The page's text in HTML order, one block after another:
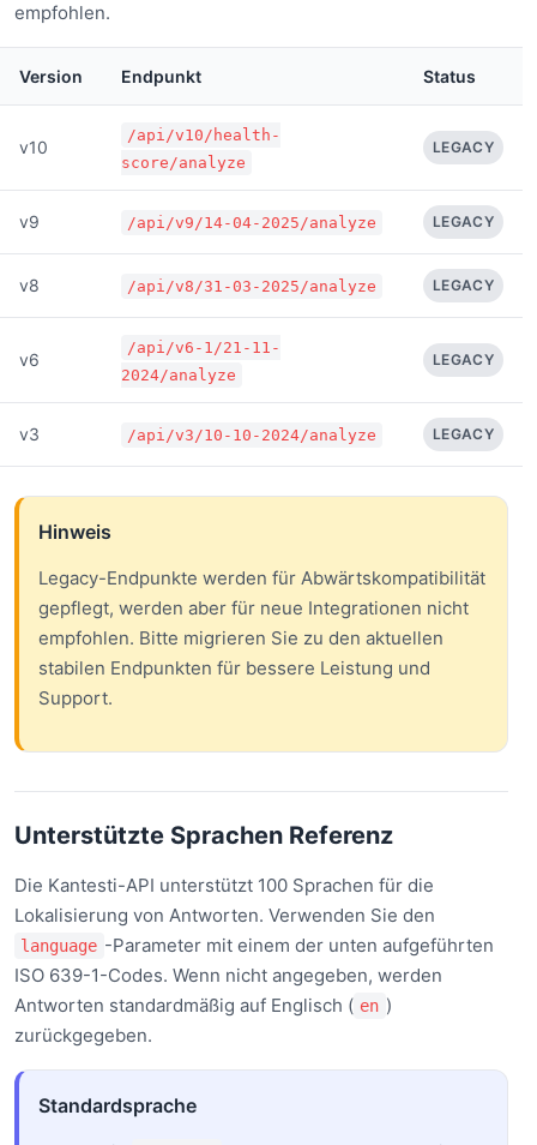
empfohlen.
Version Endpunkt Status
v10
/api/v10/health-
score/analyze
LEGACY
v9 /api/v9/14-04-2025/analyze LEGACY
v8 /api/v8/31-03-2025/analyze LEGACY
v6
/api/v6-1/21-11-
2024/analyze
LEGACY
v3 /api/v3/10-10-2024/analyze LEGACY
Hinweis
Legacy-Endpunkte werden für Abwärtskompatibilität
gepflegt, werden aber für neue Integrationen nicht
empfohlen. Bitte migrieren Sie zu den aktuellen
stabilen Endpunkten für bessere Leistung und
Support.
Unterstützte Sprachen Referenz
Die Kantesti-API unterstützt 100 Sprachen für die
Lokalisierung von Antworten. Verwenden Sie den
language -Parameter mit einem der unten aufgeführten
ISO 639-1-Codes. Wenn nicht angegeben, werden
Antworten standardmäßig auf Englisch ( en )
zurückgegeben.
Standardsprache